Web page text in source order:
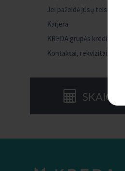
Jei pažeidė jūsų teises
Karjera
KREDA grupės kredito
Kontaktai, rekvizitai